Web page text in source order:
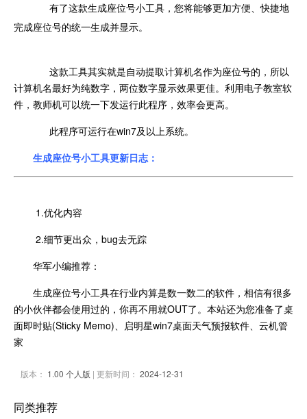
有了这款生成座位号小工具，您将能够更加方便、快捷地
完成座位号的统一生成并显示。
这款工具其实就是自动提取计算机名作为座位号的，所以
计算机名最好为纯数字，两位数字显示效果更佳。利用电子教室软
件，教师机可以统一下发运行此程序，效率会更高。
此程序可运行在win7及以上系统。
生成座位号小工具更新日志：
1.优化内容
2.细节更出众，bug去无踪
华军小编推荐：
生成座位号小工具在行业内算是数一数二的软件，相信有很多
的小伙伴都会使用过的，你再不用就OUT了。本站还为您准备了桌
面即时贴(Sticky Memo)、启明星win7桌面天气预报软件、云机管
家
版本： 1.00 个人版 | 更新时间： 2024-12-31
同类推荐